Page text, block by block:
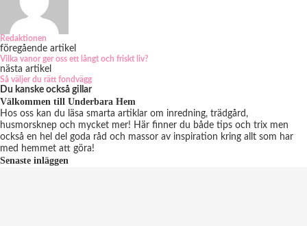
Redaktionen
föregående artikel
Vilka vanor ger oss ett långt och friskt liv?
nästa artikel
Så väljer du rätt fondvägg
Du kanske också gillar
Välkommen till Underbara Hem
Hos oss kan du läsa smarta artiklar om inredning, trädgård,
husmorsknep och mycket mer! Här finner du både tips och trix men
också en hel del goda råd och massor av inspiration kring allt som har
med hemmet att göra!
Senaste inläggen